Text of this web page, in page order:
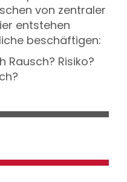
von zentraler
entstehen
beschäftigen:
Risiko?